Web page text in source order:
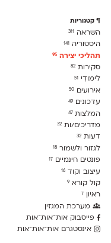
קטגוריות
השראה 311
היסטוריה 141
תהליכי יצירה 95
סקירות 82
לימודִי 51
אירועים 50
עדכונים 49
המלצות47
מדריכים/ות 32
דעות 32
לגזור ולשמור 18
פונטים חינמיים 17
עיצוב וקוד 16
קול קורא 9
ראיון 7
מערכת המגזין
פייסבוק אות־אות־אות
אינסטגרם אות־אות־אות